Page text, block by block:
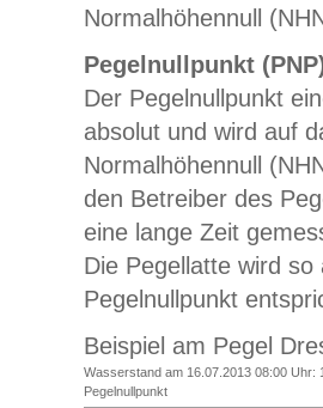
Normalhöhennull
Pegelnullpunkt
Der Pegelnullpunkt
absolut und wird auf
Normalhöhennull
den Betreiber des
eine lange Zeit
Die Pegellatte wird
Pegelnullpunkt
Beispiel am Pegel
Wasserstand am 16.07.2013 08:00 Uhr:
Pegelnullpunkt